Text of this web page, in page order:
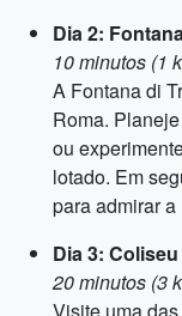
Dia 2:
10 minutos (1
A Fontana di
Roma.
ou
lotado. Em
para admirar
Dia 3:
20 minutos (3